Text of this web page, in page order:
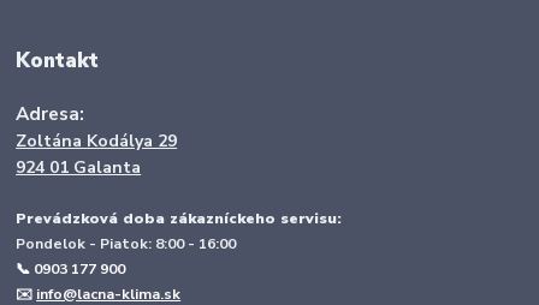
Kontakt
Adresa:
Zoltána Kodálya 29
924 01 Galanta
Prevádzková doba zákazníckeho servisu:
Pondelok - Piatok: 8:00 - 16:00
📞 0903 177 900
✉️ info@lacna-klima.sk